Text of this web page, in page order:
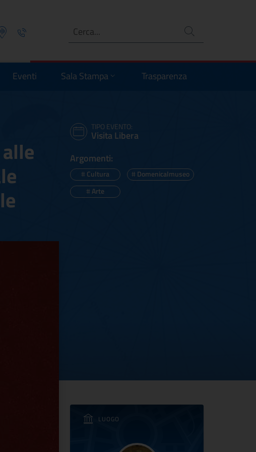
Telefono Ricerca
Eventi Sala Stampa Trasparenza
TIPO EVENTO:
Visita Libera
Argomenti:
# Cultura # Domenicalmuseo
# Arte
alle Sale
LUOGO